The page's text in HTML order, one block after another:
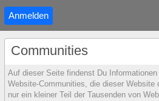
Anmelden
Communities
Auf dieser Seite findenst Du
Website-Communities, die dieser
nur ein kleiner Teil der Tausenden von